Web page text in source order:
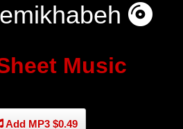
Music
Add MP3 $0.49